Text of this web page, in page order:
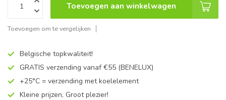
Toevoegen aan winkelwagen
Toevoegen om te vergelijken
Belgische topkwaliteit!
GRATIS verzending vanaf €55 (BENELUX)
+25°C = verzending met koelelement
Kleine prijzen, Groot plezier!